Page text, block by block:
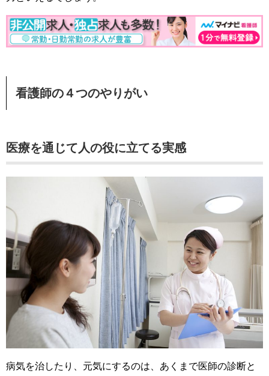
看護師の４つのやりがい
医療を通じて人の役に立てる実感
病気を治したり、元気にするのは、あくまで医師の診断と